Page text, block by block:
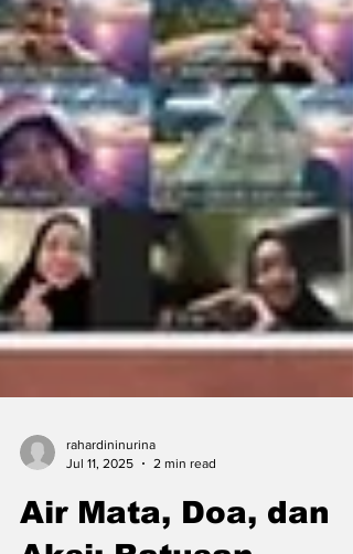
rahardininurina
Jul 11, 2025
2 min read